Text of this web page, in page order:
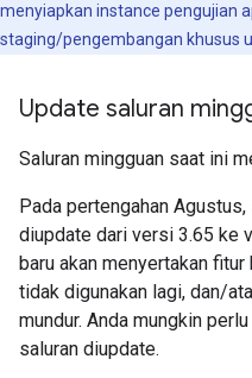
menyiapkan instance pengujian
staging/pengembangan khusus
Update saluran
Saluran mingguan saat ini
Pada pertengahan
diupdate dari versi 3.65 ke
baru akan menyertakan
tidak digunakan lagi, dan/
mundur. Anda mungkin
saluran diupdate.